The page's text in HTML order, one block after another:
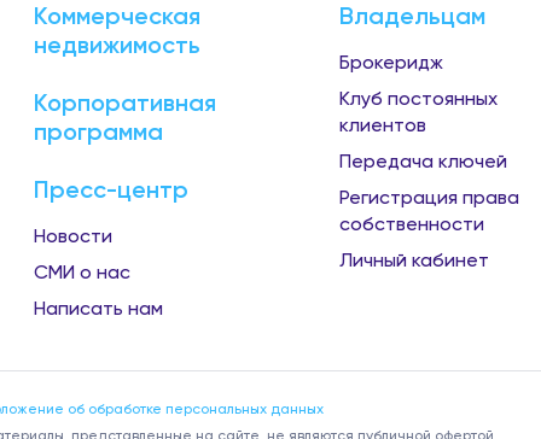
Коммерческая
недвижимость
Корпоративная
программа
Пресс-центр
Новости
СМИ о нас
Написать нам
Владельцам
Брокеридж
Клуб постоянных
клиентов
Передача ключей
Регистрация права
собственности
Личный кабинет
об обработке персональных данных
представленные на сайте, не являются публичной офертой